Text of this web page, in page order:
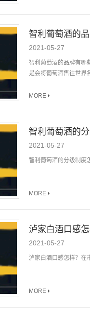
智利葡萄酒的
2021-05-27
智利葡萄酒的品牌有哪
是会将葡萄酒售往世界
MORE
智利葡萄酒的
2021-05-27
智利葡萄酒的分级制度
MORE
泸家白酒口感
2021-05-27
泸家白酒口感怎样？在
MORE